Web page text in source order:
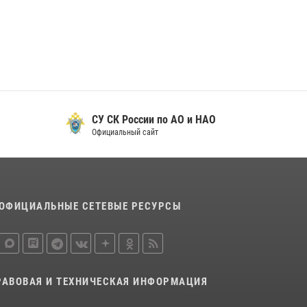
СУ СК России по АО и НАО
Официальный сайт
СЕТЕВЫЕ РЕСУРСЫ
И ТЕХНИЧЕСКАЯ ИНФОРМАЦИЯ